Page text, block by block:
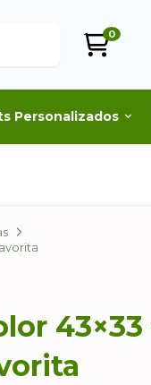
0
Personalizados
43×33